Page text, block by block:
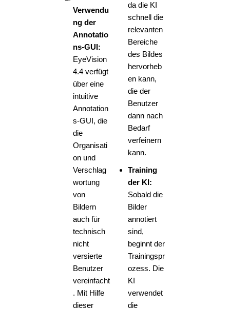
Verwendu
ng der
Annotatio
ns-GUI:
EyeVision
4.4 verfügt
über eine
intuitive
Annotation
s-GUI, die
die
Organisati
on und
Verschlag
wortung
von
Bildern
auch für
technisch
nicht
versierte
Benutzer
vereinfacht
. Mit Hilfe
dieser
da die KI
schnell die
relevanten
Bereiche
des Bildes
hervorheb
en kann,
die der
Benutzer
dann nach
Bedarf
verfeinern
kann.
Training
der KI:
Sobald die
Bilder
annotiert
sind,
beginnt der
Trainingspr
ozess. Die
KI
verwendet
die